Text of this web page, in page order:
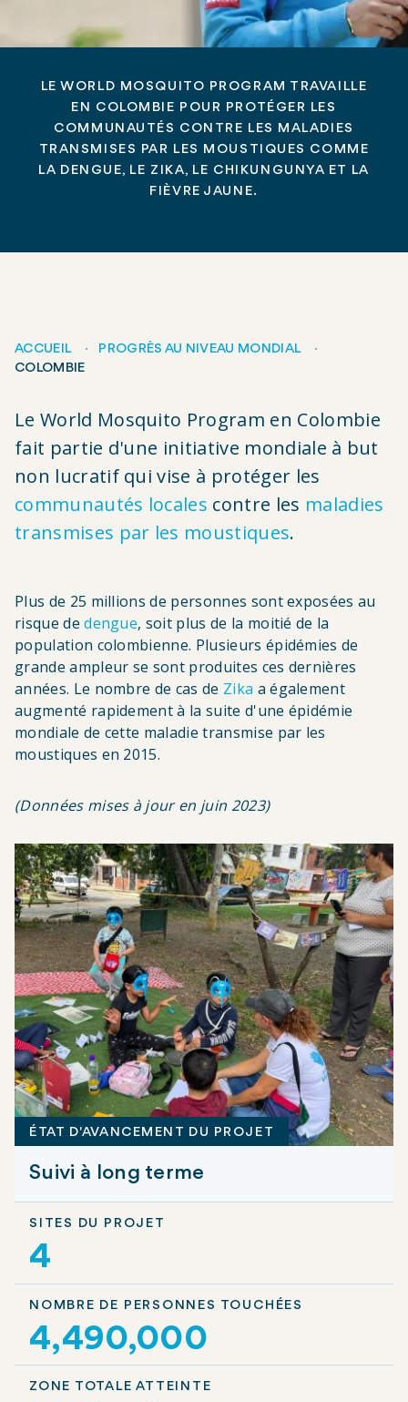
LE WORLD MOSQUITO PROGRAM TRAVAILLE
EN COLOMBIE POUR PROTÉGER LES
COMMUNAUTÉS CONTRE LES MALADIES
TRANSMISES PAR LES MOUSTIQUES COMME
LA DENGUE, LE ZIKA, LE CHIKUNGUNYA ET LA
FIÈVRE JAUNE.
d'Ariane
ACCUEIL
PROGRÈS AU NIVEAU MONDIAL
COLOMBIE
Le World Mosquito Program en Colombie
fait partie d'une initiative mondiale à but
non lucratif qui vise à protéger les
communautés locales contre les maladies
transmises par les moustiques.
Plus de 25 millions de personnes sont exposées au
risque dedengue, soit plus de la moitié de la
population colombienne. Plusieurs épidémies de
grande ampleur se sont produites ces dernières
années. Le nombre de cas de Zika a également
augmenté rapidement à la suite d'une épidémie
mondiale de cette maladie transmise par les
moustiques en 2015.
(Données mises à jour en juin 2023)
ÉTAT D'AVANCEMENT DU PROJET
Suivi à long terme
SITES DU PROJET
4
NOMBRE DE PERSONNES TOUCHÉES
4,490,000
ZONE TOTALE ATTEINTE